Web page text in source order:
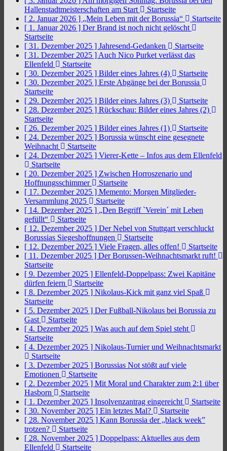
Hallenstadtmeisterschaften am Start
Startseite
[ 2. Januar 2026 ] „Mein Leben mit der Borussia“
Startseite
[ 1. Januar 2026 ] Der Brand ist noch nicht gelöscht
Startseite
[ 31. Dezember 2025 ] Jahresend-Gedanken
Startseite
[ 31. Dezember 2025 ] Auch Nico Purket verlässt das
Ellenfeld
Startseite
[ 30. Dezember 2025 ] Bilder eines Jahres (4)
Startseite
[ 30. Dezember 2025 ] Erste Abgänge bei der Borussia
Startseite
[ 29. Dezember 2025 ] Bilder eines Jahres (3)
Startseite
[ 28. Dezember 2025 ] Rückschau: Bilder eines Jahres (2)
Startseite
[ 26. Dezember 2025 ] Bilder eines Jahres (1)
Startseite
[ 24. Dezember 2025 ] Borussia wünscht eine gesegnete
Weihnacht
Startseite
[ 24. Dezember 2025 ] Vierer-Kette – Infos aus dem Ellenfeld
Startseite
[ 20. Dezember 2025 ] Zwischen Horroszenario und
Hoffnungsschimmer
Startseite
[ 17. Dezember 2025 ] Memento: Morgen Mitglieder-
Versammlung 2025
Startseite
[ 14. Dezember 2025 ] „Den Begriff `Verein´ mit Leben
gefüllt“
Startseite
[ 12. Dezember 2025 ] Der Nebel von Stuttgart verschluckt
Borussias Siegeshoffnungen
Startseite
[ 12. Dezember 2025 ] Viele Fragen, alles offen!
Startseite
[ 11. Dezember 2025 ] Der Borussen-Weihnachtsmarkt ruft!
Startseite
[ 9. Dezember 2025 ] Ellenfeld-Doppelpass: Zwei Kapitäne
dürfen feiern
Startseite
[ 8. Dezember 2025 ] Nikolaus-Kick mit ganz viel Spaß
Startseite
[ 5. Dezember 2025 ] Der Fußball-Nikolaus bei Borussia zu
Gast
Startseite
[ 4. Dezember 2025 ] Was auch auf dem Spiel steht
Startseite
[ 4. Dezember 2025 ] Nikolaus-Turnier und Weihnachtsmarkt
Startseite
[ 3. Dezember 2025 ] Borussias Not stößt auf viele
Emotionen
Startseite
[ 2. Dezember 2025 ] Mit Moral und Charakter zum 2:1 über
Hasborn
Startseite
[ 1. Dezember 2025 ] Insolvenzantrag eingereicht
Startseite
[ 30. November 2025 ] Ein letztes Mal?
Startseite
[ 28. November 2025 ] Kann Borussia der „black week”
trotzen?
Startseite
[ 28. November 2025 ] Doppelpass: Aktuelles aus dem
Ellenfeld
Startseite